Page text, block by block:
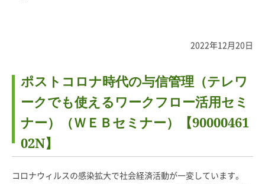
2022年12月20日
ポストコロナ時代の与信管理（テレワ
ークでも使えるワークフロー活用セミ
ナー）（ＷＥＢセミナー）【90000461
02N】
コロナウィルスの感染拡大で社会経済活動が一変しています。